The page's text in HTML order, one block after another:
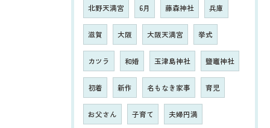
北野天満宮 6月 藤森神社 兵庫
滋賀 大阪 大阪天満宮 挙式
カツラ 和婚 玉津島神社 鹽竈神社
初着 新作 名もなき家事 育児
お父さん 子育て 夫婦円満